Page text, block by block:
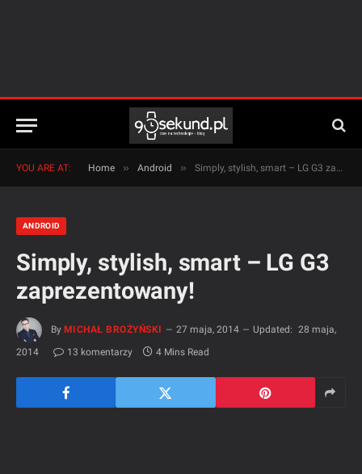
YOU ARE AT: Home » Android » Simply, stylish, smart – LG G3 zaprezentowany!
ANDROID
Simply, stylish, smart – LG G3
zaprezentowany!
By MICHAŁ BROŻYŃSKI 27 maja, 2014 Updated: 28 maja,
2014
13 komentarzy 4 Mins Read